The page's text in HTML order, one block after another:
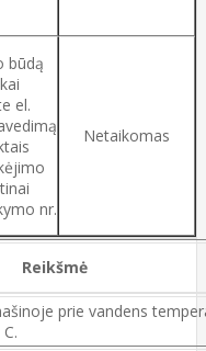
būdą
el.
nr.
Netaikomas
Reikšmė
prie vandens